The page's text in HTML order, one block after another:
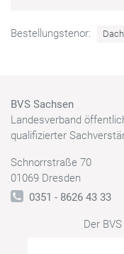
Bestellungstenor:
BVS Sachsen
Landesverband
qualifizierter
Schnorrstraße 70
01069 Dresden
0351 - 8626 43 33
Der